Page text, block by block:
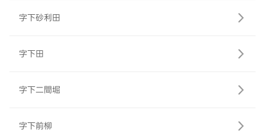
字下砂利田
字下田
字下二間堀
字下前柳